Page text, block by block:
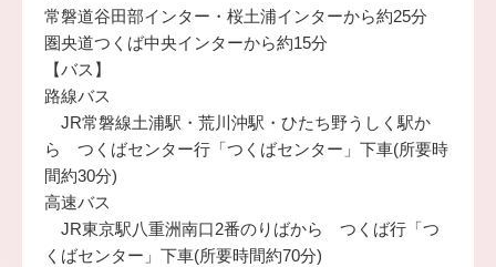
常磐道谷田部インター・桜土浦インターから約25分
圏央道つくば中央インターから約15分
【バス】
路線バス
JR常磐線土浦駅・荒川沖駅・ひたち野うしく駅か
ら つくばセンター行「つくばセンター」下車(所要時
間約30分)
高速バス
JR東京駅八重洲南口2番のりばから つくば行「つ
くばセンター」下車(所要時間約70分)